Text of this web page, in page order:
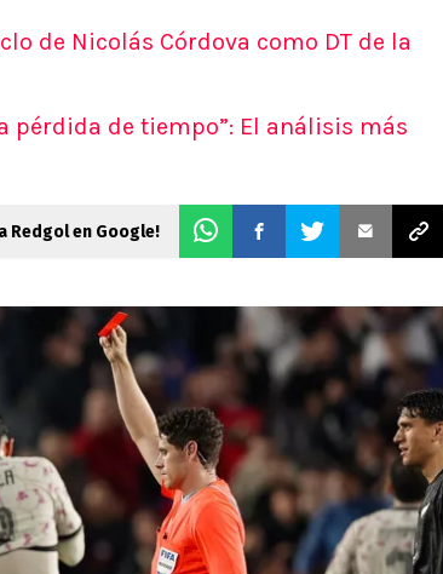
de Nicolás Córdova como DT de la
pérdida de tiempo”: El análisis más
Redgol en Google!